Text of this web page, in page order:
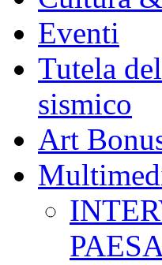
Eventi
Tutela
sismico
Art